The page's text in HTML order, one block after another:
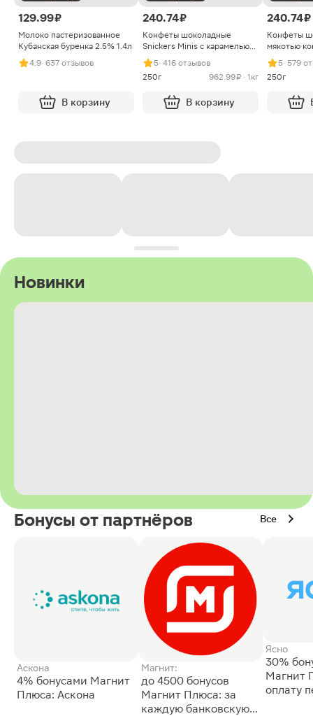
129.99 ₽
Молоко пастеризованное
Кубанская буренка 2.5% 1.4л
4.9· 637 отзывов
В корзину
240.74 ₽
Конфеты шоколадные
Snickers Minis с карамелью
арахисом и нугой
5· 416 отзывов
250г
962.99 ₽ · 1кг
В корзину
240.74 ₽
Конфеты
мякотью
5· 579
250г
Новинки
Бонусы от партнёров Все
Аскона
4% бонусами Магнит
Плюса: Аскона
Магнит:
до 4500 бонусов
Магнит Плюса: за
каждую банковскую
Ясно
30%
Магнит
оплату